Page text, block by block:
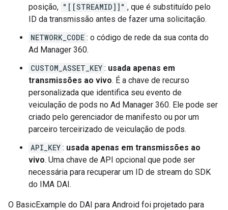
posição, "[[STREAMID]]" , que é substituído pelo
ID da transmissão antes de fazer uma solicitação.
NETWORK_CODE : o código de rede da sua conta do
Ad Manager 360.
CUSTOM_ASSET_KEY : usada apenas em
transmissões ao vivo. É a chave de recurso
personalizada que identifica seu evento de
veiculação de pods no Ad Manager 360. Ele pode ser
criado pelo gerenciador de manifesto ou por um
parceiro terceirizado de veiculação de pods.
API_KEY : usada apenas em transmissões ao
vivo. Uma chave de API opcional que pode ser
necessária para recuperar um ID de stream do SDK
do IMA DAI.
O BasicExample do DAI para Android foi projetado para